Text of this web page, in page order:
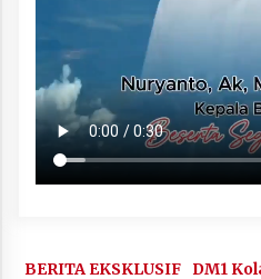
BERITA EKSKLUSIF DM1